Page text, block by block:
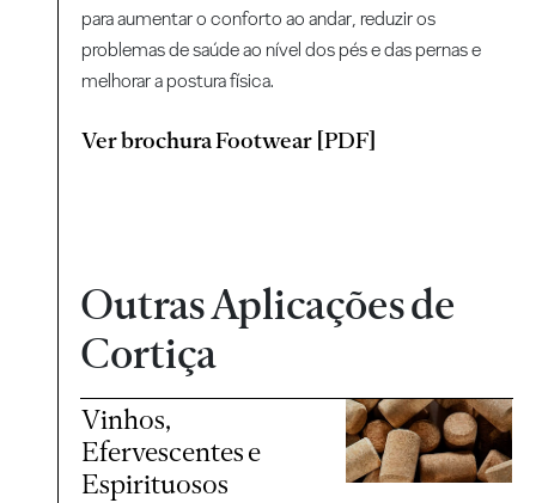
para aumentar o conforto ao andar, reduzir os
problemas de saúde ao nível dos pés e das pernas e
melhorar a postura física.
Ver brochura Footwear [PDF]
Outras Aplicações de
Cortiça
Vinhos,
Efervescentes e
Espirituosos